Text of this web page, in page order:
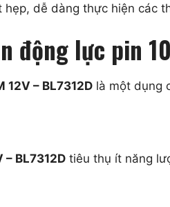
dễ dàng thực hiện các
lực pin
– BL7312D là một dụng
BL7312D tiêu thụ ít năng